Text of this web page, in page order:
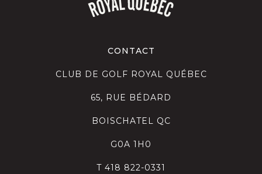
CONTACT
CLUB DE GOLF ROYAL QUÉBEC
65, RUE BÉDARD
BOISCHATEL QC
G0A 1H0
T 418 822-0331